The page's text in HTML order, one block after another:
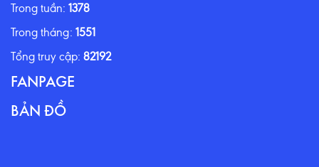
Trong tuần: 1378
Trong tháng: 1551
Tổng truy cập: 82192
FANPAGE
BẢN ĐỒ